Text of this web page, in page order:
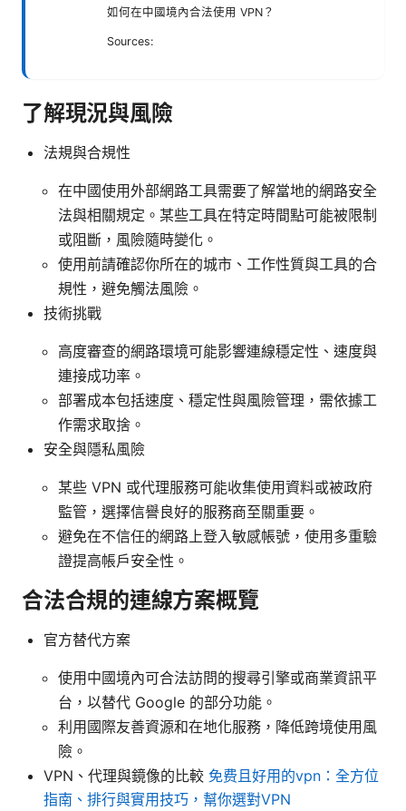
如何在中國境內合法使用 VPN？
Sources:
了解現況與風險
法規與合規性
在中國使用外部網路工具需要了解當地的網路安全
法與相關規定。某些工具在特定時間點可能被限制
或阻斷，風險隨時變化。
使用前請確認你所在的城市、工作性質與工具的合
規性，避免觸法風險。
技術挑戰
高度審查的網路環境可能影響連線穩定性、速度與
連接成功率。
部署成本包括速度、穩定性與風險管理，需依據工
作需求取捨。
安全與隱私風險
某些 VPN 或代理服務可能收集使用資料或被政府
監管，選擇信譽良好的服務商至關重要。
避免在不信任的網路上登入敏感帳號，使用多重驗
證提高帳戶安全性。
合法合規的連線方案概覽
官方替代方案
使用中國境內可合法訪問的搜尋引擎或商業資訊平
台，以替代 Google 的部分功能。
利用國際友善資源和在地化服務，降低跨境使用風
險。
VPN、代理與鏡像的比較 免费且好用的vpn：全方位
指南、排行與實用技巧，幫你選對VPN